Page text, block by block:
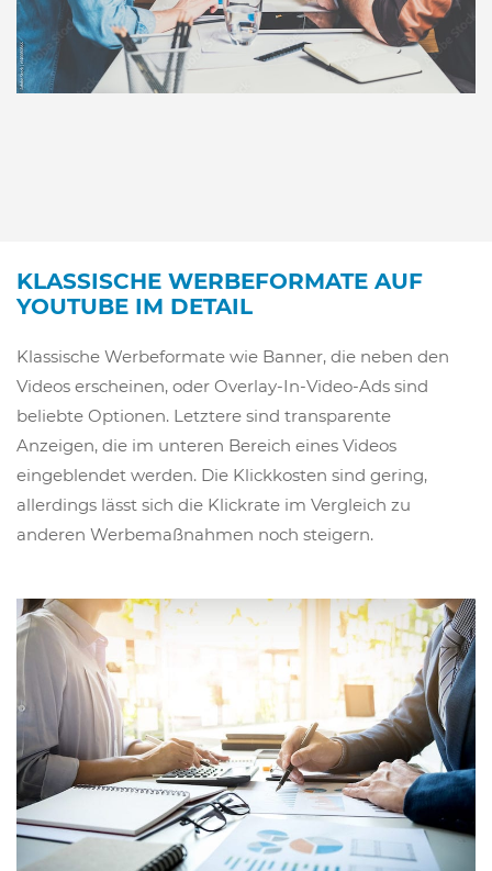
KLASSISCHE WERBEFORMATE AUF
YOUTUBE IM DETAIL
Klassische Werbeformate wie Banner, die neben den
Videos erscheinen, oder Overlay-In-Video-Ads sind
beliebte Optionen. Letztere sind transparente
Anzeigen, die im unteren Bereich eines Videos
eingeblendet werden. Die Klickkosten sind gering,
allerdings lässt sich die Klickrate im Vergleich zu
anderen Werbemaßnahmen noch steigern.